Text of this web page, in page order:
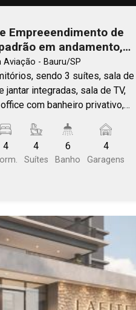
Empreeendimento de
em andamento,
de entrega no
Aviação - Bauru/SP
sendo 3 suítes, sala de
jantar integradas, sala de TV,
com banheiro privativo,
único). Área Comum
Plantas com living ampliado,
varanda gourmet. Localização
4 4
Suítes
6
Banho
4
Garagens